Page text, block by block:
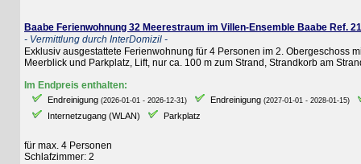
Baabe Ferienwohnung 32 Meerestraum im Villen-Ensemble Baabe Ref.
- Vermittlung durch InterDomizil -
Exklusiv ausgestattete Ferienwohnung für 4 Personen im 2. Obergeschoss mit
Meerblick und Parkplatz, Lift, nur ca. 100 m zum Strand, Strandkorb am Strand
Im Endpreis enthalten:
Endreinigung(2026-01-01 - 2026-12-31) Endreinigung(2027-01-01 - 2028-01-15)
Internetzugang (WLAN)
Parkplatz
für max. 4 Personen
Schlafzimmer: 2